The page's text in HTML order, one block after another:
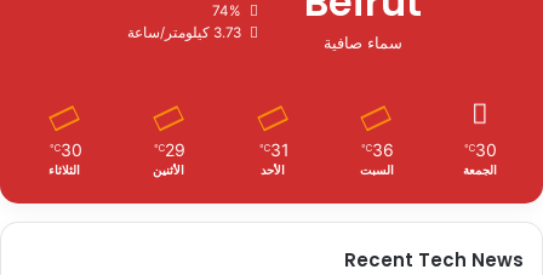
سماء صافية
74%
3.73 كيلومتر/ساعة
30
℃
الجمعة
36
℃
السبت
31
℃
الأحد
29
℃
الأثنين
30
℃
الثلاثاء
Recent Tech News